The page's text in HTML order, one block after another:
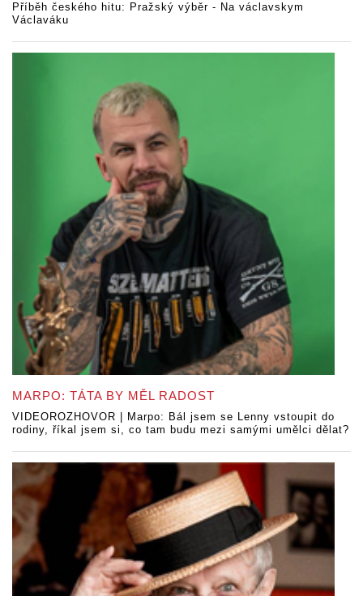
Příběh českého hitu: Pražský výběr - Na václavskym
Václaváku
MARPO: TÁTA BY MĚL RADOST
VIDEOROZHOVOR | Marpo: Bál jsem se Lenny vstoupit do
rodiny, říkal jsem si, co tam budu mezi samými umělci dělat?